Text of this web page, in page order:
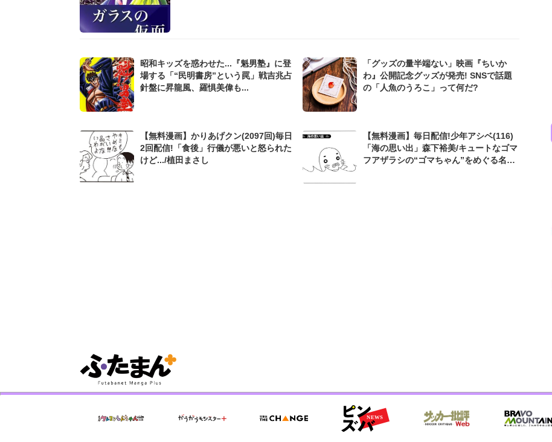
昭和キッズを惑わせた...『魁男塾』に登
場する「“民明書房”という罠」戦吉兆占
針盤に昇龍風、羅惧美偉も...
「グッズの量半端ない」映画『ちいか
わ』公開記念グッズが発売! SNSで話題
の「人魚のうろこ」って何だ?
【無料漫画】かりあげクン(2097回)毎日
2回配信!「食後」行儀が悪いと怒られた
けど.../植田まさし
【無料漫画】毎日配信!少年アシベ(116)
「海の思い出」森下裕美/キュートなゴマ
フアザラシの“ゴマちゃん”をめぐる名作